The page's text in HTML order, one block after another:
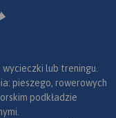
lub treningu.
pieszego, rowerowych
podkładzie